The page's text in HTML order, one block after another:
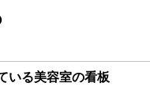
いる美容室の看板